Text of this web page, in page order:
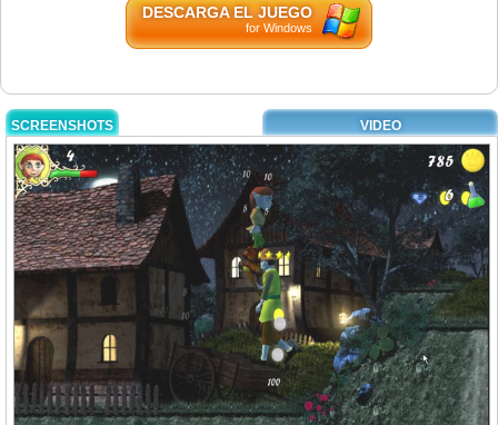
DESCARGA EL JUEGO
for Windows
SCREENSHOTS VIDEO